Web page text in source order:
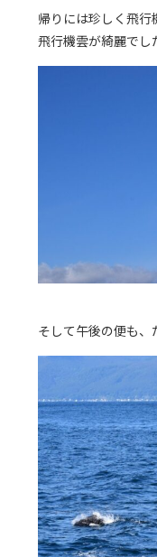
帰りには珍しく飛行
飛行機雲が綺麗でし
そして午後の便も、